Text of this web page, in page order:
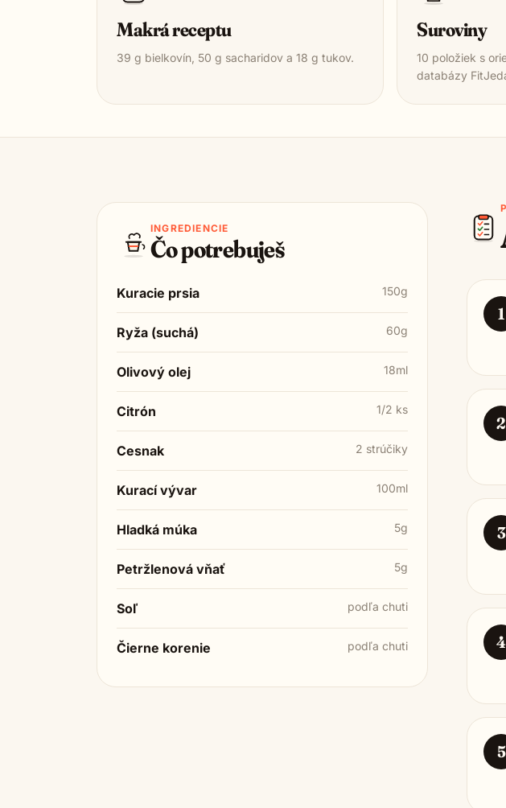
Makrá receptu
39 g bielkovín, 50 g sacharidov a 18 g tukov.
Suroviny
10 položiek s
databázy
INGREDIENCIE
Čo potrebuješ
Kuracie prsia 150g
Ryža (suchá) 60g
Olivový olej 18ml
Citrón 1/2 ks
Cesnak 2 strúčiky
Kurací vývar 100ml
Hladká múka 5g
Petržlenová vňať 5g
Soľ podľa chuti
Čierne korenie podľa chuti
1
2
3
4
5